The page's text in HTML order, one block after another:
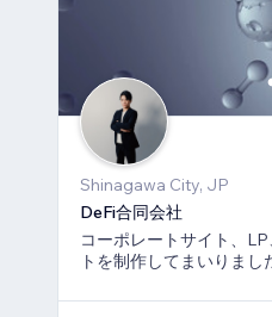
Shinagawa City, JP
DeFi合同会社
コーポレートサイト、
トを制作してまいりま